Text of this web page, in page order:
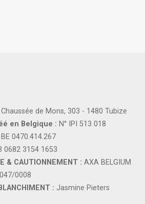
Chaussée de Mons, 303 - 1480 Tubize
en Belgique : N° IPI 513 018
BE 0470.414.267
0682 3154 1653
& CAUTIONNEMENT : AXA BELGIUM
0008
: Jasmine Pieters